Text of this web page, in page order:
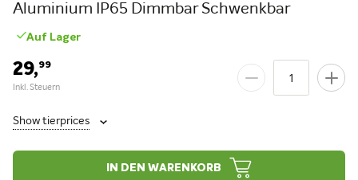
Aluminium IP65 Dimmbar Schwenkbar
Auf Lager
29,99
Show tierprices
IN DEN WARENKORB